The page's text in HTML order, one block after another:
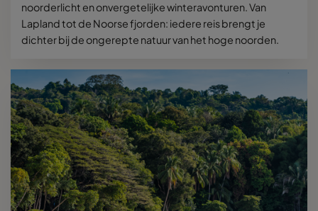
noorderlicht en onvergetelijke winteravonturen. Van
Lapland tot de Noorse fjorden: iedere reis brengt je
dichter bij de ongerepte natuur van het hoge noorden.